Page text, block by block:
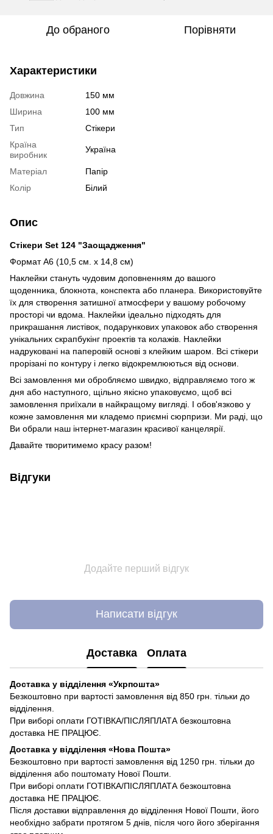
До обраного Порівняти
Характеристики
Довжина
150 мм
Ширина
100 мм
Тип
Стікери
Країна
виробник
Україна
Матеріал
Папір
Колір
Білий
Опис
Стікери Set 124 "Заощадження"
Формат А6 (10,5 см. х 14,8 см)
Наклейки стануть чудовим доповненням до вашого
щоденника, блокнота, конспекта або планера. Використовуйте
їх для створення затишної атмосфери у вашому робочому
просторі чи вдома. Наклейки ідеально підходять для
прикрашання листівок, подарункових упаковок або створення
унікальних скрапбукінг проектів та колажів. Наклейки
надруковані на паперовій основі з клейким шаром. Всі стікери
прорізані по контуру і легко відокремлюються від основи.
Всі замовлення ми обробляємо швидко, відправляємо того ж
дня або наступного, щільно якісно упаковуємо, щоб всі
замовлення приїхали в найкращому вигляді. І обов'язково у
кожне замовлення ми кладемо приємні сюрпризи. Ми раді, що
Ви обрали наш інтернет-магазин красивої канцелярії.
Давайте творитимемо красу разом!
Відгуки
Додайте перший відгук
Написати відгук
Доставка Оплата
Доставка у відділення «Укрпошта»
Безкоштовно при вартості замовлення від 850 грн. тільки до
відділення.
При виборі оплати ГОТІВКА/ПІСЛЯПЛАТА безкоштовна
доставка НЕ ПРАЦЮЄ.
Доставка у відділення «Нова Пошта»
Безкоштовно при вартості замовлення від 1250 грн. тільки до
відділення або поштомату Нової Пошти.
При виборі оплати ГОТІВКА/ПІСЛЯПЛАТА безкоштовна
доставка НЕ ПРАЦЮЄ.
Після доставки відправлення до відділення Нової Пошти, його
необхідно забрати протягом 5 днів, після чого його зберігання